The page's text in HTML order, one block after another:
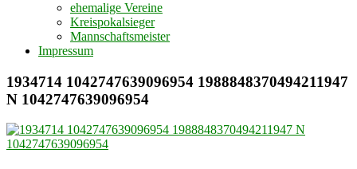
ehemalige Vereine
Kreispokalsieger
Mannschaftsmeister
Impressum
1934714 1042747639096954 1988848370494211947
N 1042747639096954